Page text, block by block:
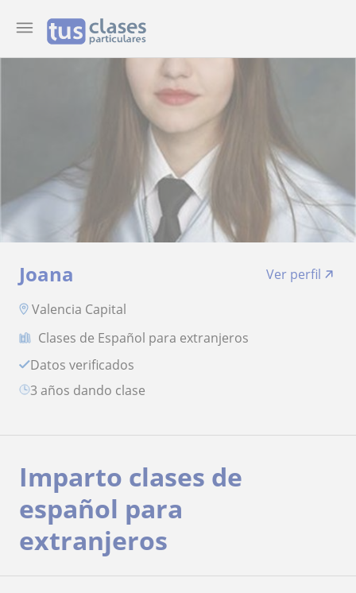
Joana
Ver perfil
Valencia Capital
Clases de Español para extranjeros
Datos verificados
3 años dando clase
Imparto clases de
español para
extranjeros